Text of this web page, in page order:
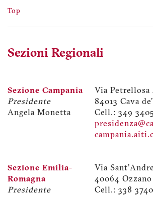
Top
Sezioni Regionali
Sezione Campania
Presidente
Angela Monetta
Via Petrellosa
84013 Cava
Cell.: 349
Sezione Emilia-
Romagna
Presidente
Via
40064
Cell.: 338